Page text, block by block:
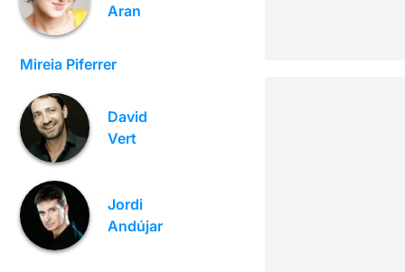
Aran
Mireia Piferrer
David
Vert
Jordi
Andújar